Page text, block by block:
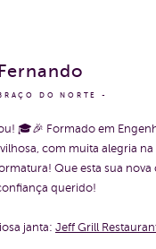
DO NORTE
Fernando
🎓🎉 Formado em
com muita alegria
Que esta sua
querido!
janta: Jeff Grill